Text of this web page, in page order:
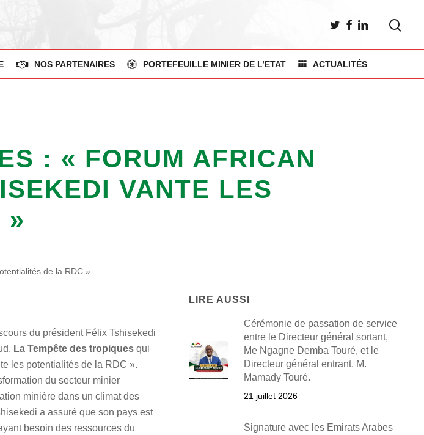
TWITTER
FACEBOOK
LINKEDIN
NOS PARTENAIRES PORTEFEUILLE MINIER DE L’ETAT ACTUALITÉS
: « FORUM AFRICAN
VANTE LES
»
de la RDC »
du président Félix Tshisekedi
La Tempête des tropiques qui
les potentialités de la RDC ».
du secteur minier
minière dans un climat des
a assuré que son pays est
besoin des ressources du
LIRE AUSSI
Cérémonie de passation de service
entre le Directeur général sortant,
Me Ngagne Demba Touré, et le
Directeur général entrant, M.
Mamady Touré.
21 juillet 2026
Signature avec les Emirats Arabes